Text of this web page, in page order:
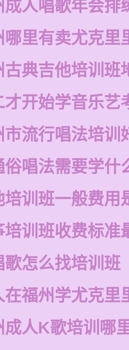
成人唱歌年会排
哪里有卖尤克里
古典吉他培训班
才开始学音乐艺
市流行唱法培训
俗唱法需要学什
培训班一般费用
培训班收费标准
歌怎么找培训班
在福州学尤克里
成人K歌培训哪